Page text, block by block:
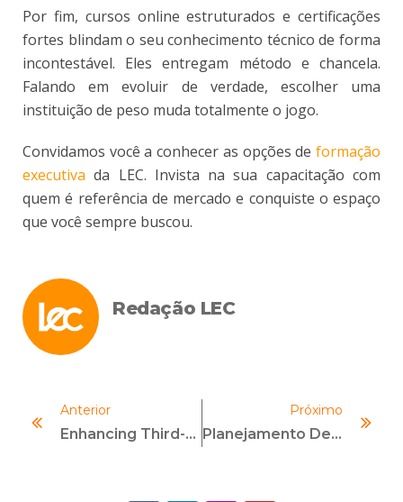
Por fim, cursos online estruturados e certificações
fortes blindam o seu conhecimento técnico de forma
incontestável. Eles entregam método e chancela.
Falando em evoluir de verdade, escolher uma
instituição de peso muda totalmente o jogo.
Convidamos você a conhecer as opções de formação
executiva da LEC. Invista na sua capacitação com
quem é referência de mercado e conquiste o espaço
que você sempre buscou.
Redação LEC
Anterior
Enhancing Third-Party Risk Management: A Manufacturer Innovates Its Risk Strategy
Próximo
Planejamento De Carreira: Entenda A Importância E Por Onde Começar